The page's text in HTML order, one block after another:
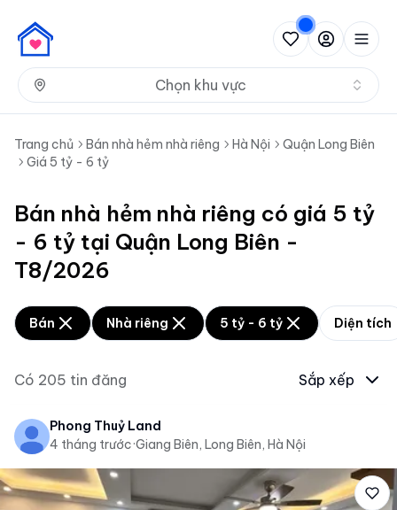
Chọn khu vực
Trang chủ Bán nhà hẻm nhà riêng Hà Nội
Quận Long Biên
Giá 5 tỷ - 6 tỷ
Bán nhà hẻm nhà riêng có giá 5 tỷ
- 6 tỷ tại Quận Long Biên -
T8/2026
Bán Nhà riêng 5 tỷ - 6 tỷ Diện tích
Có 205 tin đăng Sắp xếp
Phong Thuỷ Land
4 tháng trước·Giang Biên, Long Biên, Hà Nội